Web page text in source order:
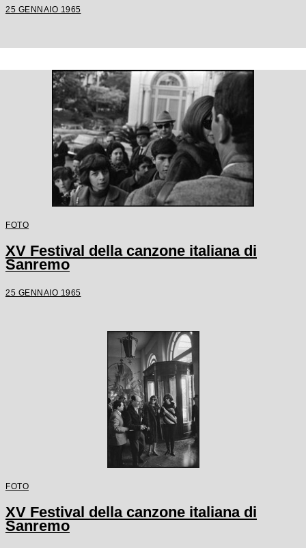
25 GENNAIO 1965
FOTO
XV Festival della canzone italiana di
Sanremo
25 GENNAIO 1965
FOTO
XV Festival della canzone italiana di
Sanremo